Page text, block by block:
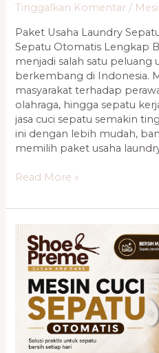
Tinggalkan Komentar /
Paket Usaha Laundry
Sepatu Otomatis Lengkap
menjadi salah satu peluang
berkembang di Indonesia.
masyarakat terhadap
olahraga, hingga sepatu
jasa cuci sepatu semakin
ini dengan lebih mudah,
memilih paket usaha
Read More »
Cara
Memilih
Mesin
Cuci
Sepatu
Terbaik
yang
Tepat
untuk